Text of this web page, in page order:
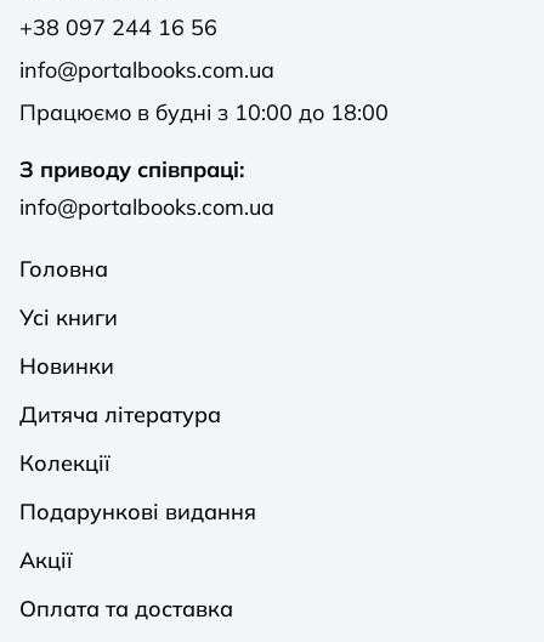
+38 097 244 16 56
info@portalbooks.com.ua
Працюємо в будні з 10:00 до 18:00
З приводу співпраці:
info@portalbooks.com.ua
Головна
Усі книги
Новинки
Дитяча література
Колекції
Подарункові видання
Акції
Оплата та доставка